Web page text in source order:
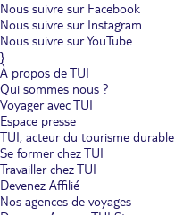
Nous suivre sur Facebook
Nous suivre sur Instagram
Nous suivre sur YouTube
}
À propos de TUI
Qui sommes nous ?
Voyager avec TUI
Espace presse
TUI, acteur du tourisme durable
Se former chez TUI
Travailler chez TUI
Devenez Affilié
Nos agences de voyages